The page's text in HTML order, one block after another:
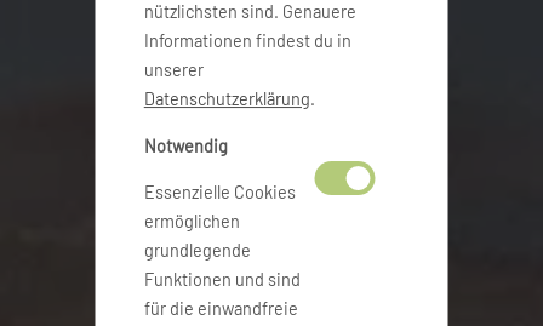
nützlichsten sind. Genauere
Informationen findest du in
unserer
Datenschutzerklärung.
Notwendig
Essenzielle Cookies
ermöglichen
grundlegende
Funktionen und sind
für die einwandfreie